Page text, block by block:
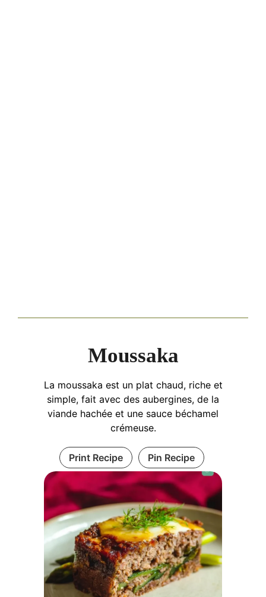
Moussaka
La moussaka est un plat chaud, riche et
simple, fait avec des aubergines, de la
viande hachée et une sauce béchamel
crémeuse.
Print Recipe Pin Recipe